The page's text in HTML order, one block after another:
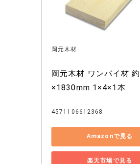
岡元木材
岡元木材 ワンバイ材
×1830mm 1×4×1本
4571106612368
Amazonで見る
楽天市場で見る